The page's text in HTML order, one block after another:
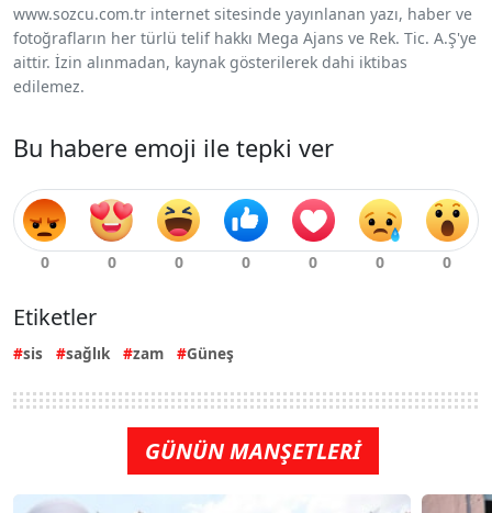
www.sozcu.com.tr internet sitesinde yayınlanan yazı, haber ve
fotoğrafların her türlü telif hakkı Mega Ajans ve Rek. Tic. A.Ş'ye
aittir. İzin alınmadan, kaynak gösterilerek dahi iktibas
edilemez.
Bu habere emoji ile tepki ver
Etiketler
sis sağlık zam Güneş
GÜNÜN MANŞETLERİ